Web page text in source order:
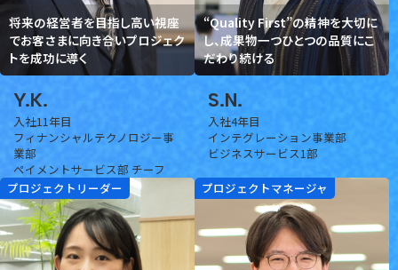
将来の経営者を目指し高い視座
でお客さまに向き合いプロジェク
トを成功に導く
Y.K.
入社11年目
フィナンシャルテクノロジー事
業部
ペイメントサービス部 チーフ
“Quality First”の精神を大切に
し、成果物一つひとつの品質にこ
だわり続ける
S.N.
入社4年目
インテグレーション事業部
ビジネスサービス1部
プロジェクトリーダー プロジェクトマネージャ